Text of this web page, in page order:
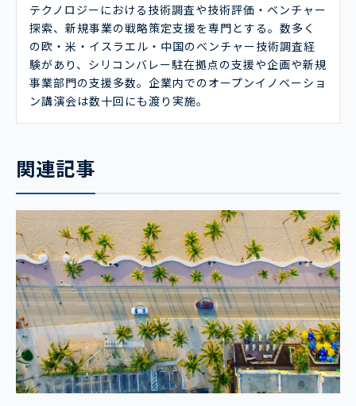
テクノロジーにおける技術調査や技術評価・ベンチャー
探索、新規事業の戦略策定支援を専門とする。数多く
の欧・米・イスラエル・中国のベンチャー技術調査経
験があり、シリコンバレー駐在拠点の支援や企画や新規
事業部門の支援多数。企業内でのオープンイノベーショ
ン講演会は数十回にも渡り実施。
関連記事